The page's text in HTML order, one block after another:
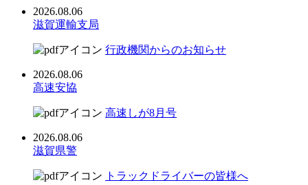
2026.08.06
滋賀運輸支局
行政機関からのお知らせ
2026.08.06
高速安協
高速しが8月号
2026.08.06
滋賀県警
トラックドライバーの皆様へ